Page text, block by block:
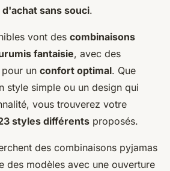
sans souci.
vont des combinaisons
fantaisie, avec des
un confort optimal. Que
style simple ou un design qui
vous trouverez votre
styles différents proposés.
des combinaisons pyjamas
des modèles avec une ouverture